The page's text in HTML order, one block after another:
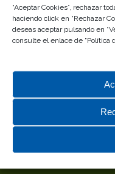
“Aceptar Cookies”, rechazar
haciendo click en “Rechazar
deseas aceptar pulsando en
consulte el enlace de "Política
Este verano, la
01/07/2026